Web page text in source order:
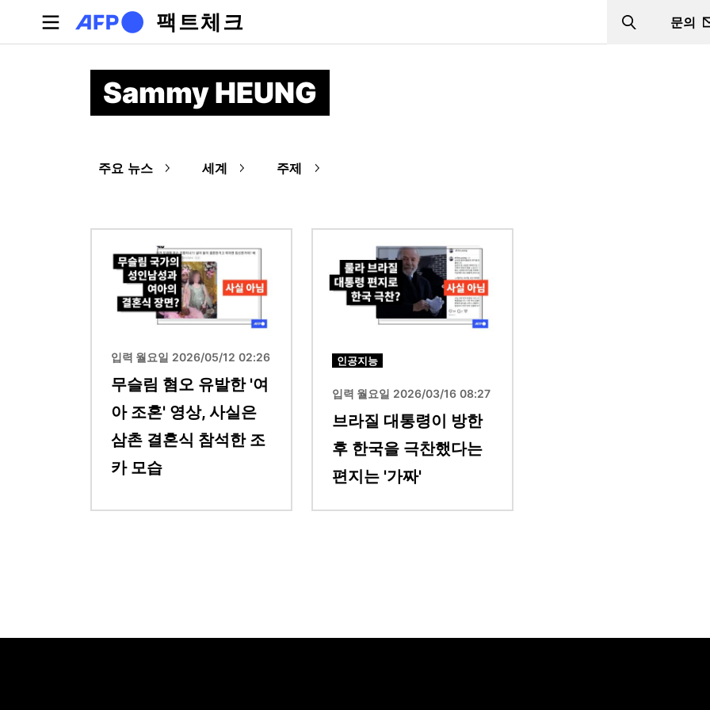
주요 콘텐츠로 건너뛰기
팩트체크 Search
문의
Sammy HEUNG
주요 뉴스 세계 주제
입력 월요일 2026/05/12 02:26
무슬림 혐오 유발한 '여
아 조혼' 영상, 사실은
삼촌 결혼식 참석한 조
카 모습
인공지능
입력 월요일 2026/03/16 08:27
브라질 대통령이 방한
후 한국을 극찬했다는
편지는 '가짜'